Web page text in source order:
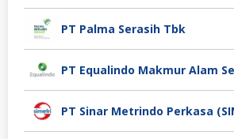
PT Palma Serasih Tbk
PT Sinar Metrindo Perkasa